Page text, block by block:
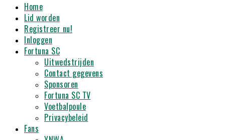
Primary
Menu
Home
Lid worden
Registreer nu!
Inloggen
Fortuna SC
Uitwedstrijden
Contact gegevens
Sponsoren
Fortuna SC TV
Voetbalpoule
Privacybeleid
Fans